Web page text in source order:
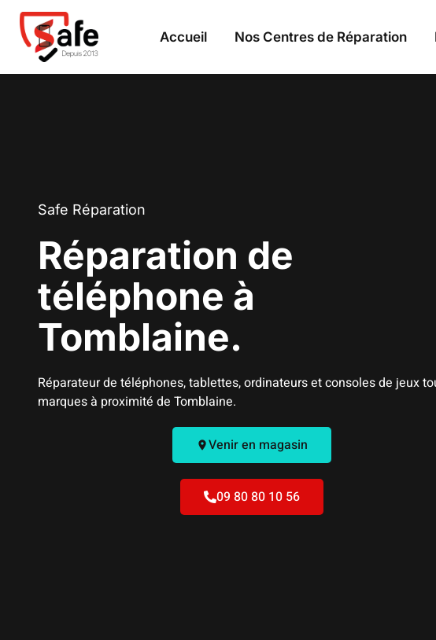
Accueil Nos Centres de Réparation
Safe Réparation
Réparation de
téléphone à
Tomblaine.
Réparateur de téléphones, tablettes, ordinateurs et consoles de jeux
marques à proximité de Tomblaine.
Venir en magasin
09 80 80 10 56